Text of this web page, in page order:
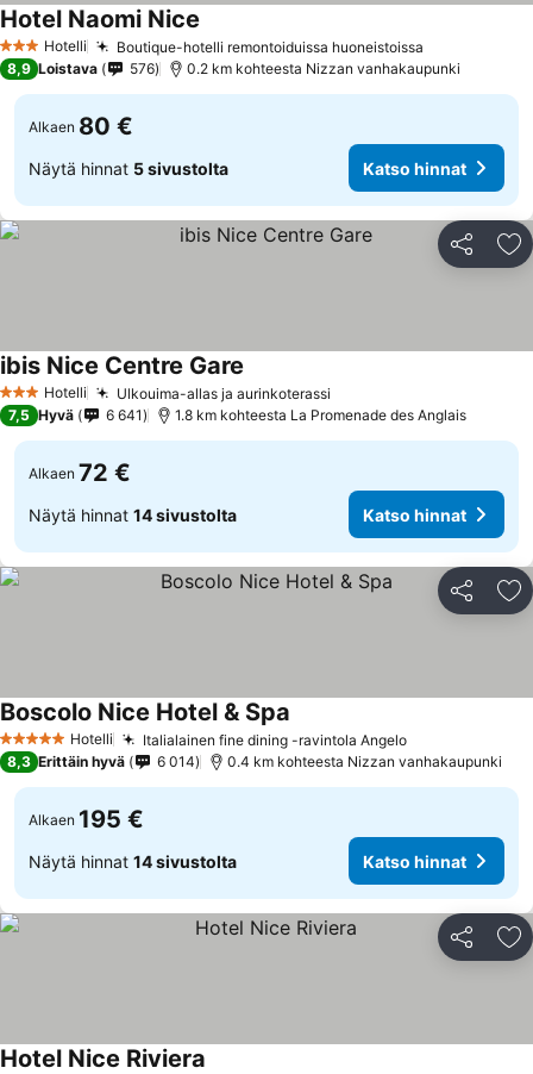
3 Tähtiluokitus
Hotelli Boutique-hotelli remontoiduissa huoneistoissa
Hotel Naomi Nice
8,9 Loistava 576 0.2 km kohteesta Nizzan vanhakaupunki
Alkaen 80 €
Näytä hinnat 5 sivustolta Katso hinnat
Jaa
3 Tähtiluokitus
Hotelli Ulkouima-allas ja aurinkoterassi
ibis Nice Centre Gare
7,5 Hyvä 6 641 1.8 km kohteesta La Promenade des Anglais
Alkaen 72 €
Näytä hinnat 14 sivustolta Katso hinnat
Jaa
5 Tähtiluokitus
Hotelli Italialainen fine dining -ravintola Angelo
Boscolo Nice Hotel & Spa
8,3 Erittäin hyvä 6 014 0.4 km kohteesta Nizzan vanhakaupunki
Alkaen 195 €
Näytä hinnat 14 sivustolta Katso hinnat
Jaa
Hotel Nice Riviera